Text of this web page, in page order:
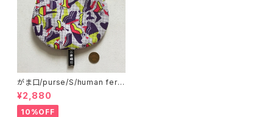
がま口/purse/S/human fertil
izer AB
¥2,880
10%OFF